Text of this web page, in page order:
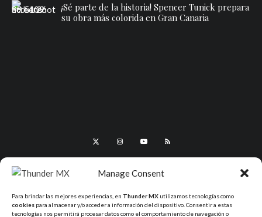
Manage Consent
Para brindar las mejores experiencias, en Thunder MX utilizamos tecnologías como
cookies para almacenar y/o acceder a información del dispositivo. Consentir a estas
tecnologías nos permitirá procesar datos como el comportamiento de navegación o
¡Sé parte de la historia! Spencer Tunick prepara
su obra más colorida en Gran Canaria